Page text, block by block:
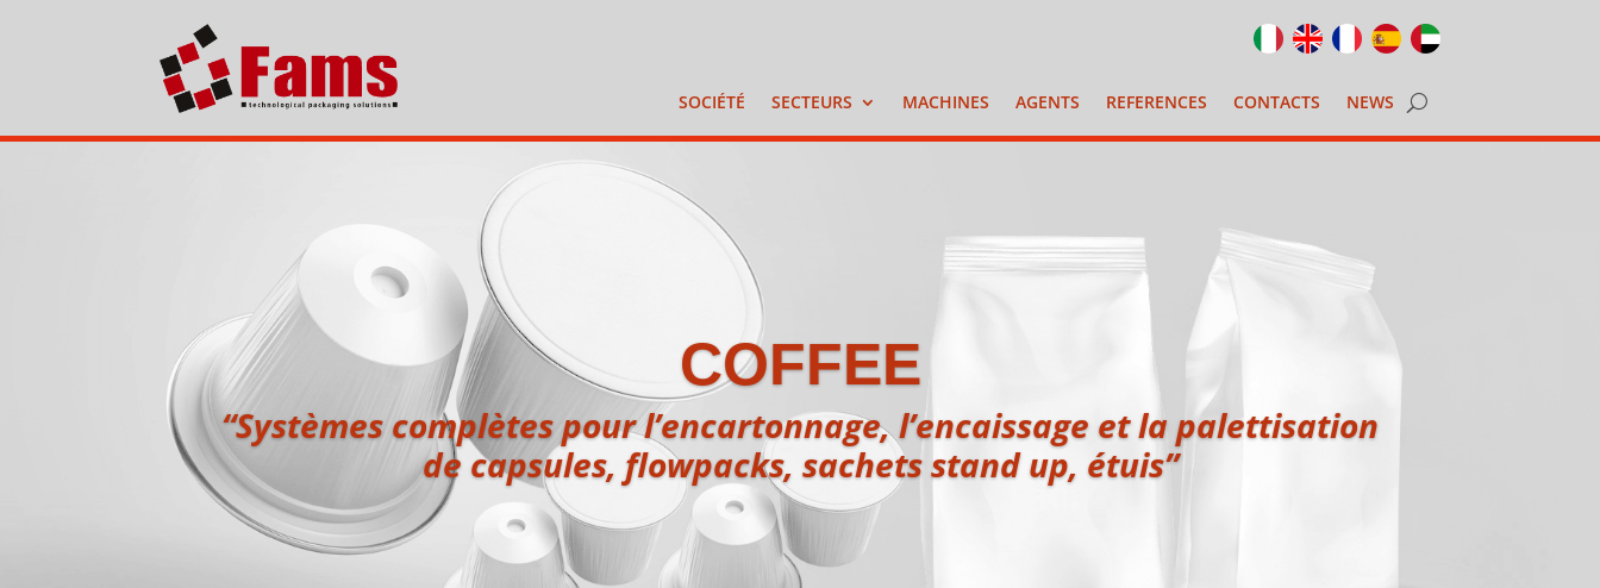
SOCIÉTÉ SECTEURS MACHINES AGENTS REFERENCES CONTACTS NEWS
COFFEE
“Systèmes complètes pour l’encartonnage, l’encaissage et la palettisation
de capsules, flowpacks, sachets stand up, étuis”